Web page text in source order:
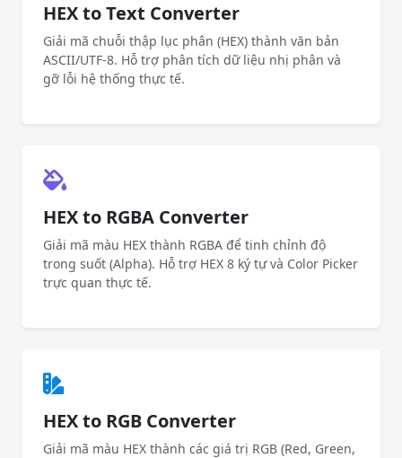
HEX to Text Converter
Giải mã chuỗi thập lục phân (HEX) thành văn bản
ASCII/UTF-8. Hỗ trợ phân tích dữ liệu nhị phân và
gỡ lỗi hệ thống thực tế.
HEX to RGBA Converter
Giải mã màu HEX thành RGBA để tinh chỉnh độ
trong suốt (Alpha). Hỗ trợ HEX 8 ký tự và Color Picker
trực quan thực tế.
HEX to RGB Converter
Giải mã màu HEX thành các giá trị RGB (Red, Green,